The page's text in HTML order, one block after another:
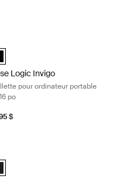
(selected)
Logic Invigo
pour ordinateur portable
po
$
(selected)
Logic Notion 16" Laptop